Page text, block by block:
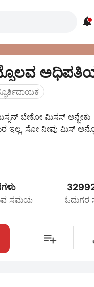

ಬೇಕೋ ಮಿಸಸ್ ಅನ್ಬೇಕು
ಇಲ್ಲ, ಸೋ ನೀವು ಮಿಸ್
ಸಮಯ ಓದುಗರ